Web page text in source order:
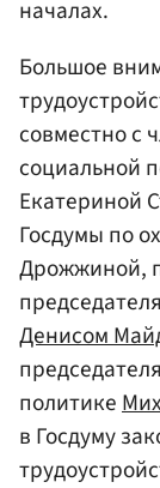
началах.
Большое
совместно с
социальной
Екатериной
Госдумы по
Дрожжиной,
Денисом
политике
в Госдуму